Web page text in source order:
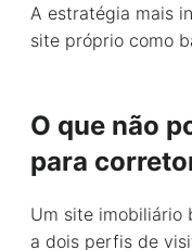
A estratégia mais
site próprio como
O que não
para
Um site imobiliário
a dois perfis de